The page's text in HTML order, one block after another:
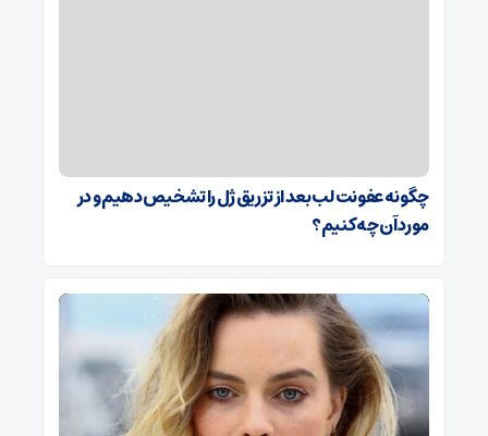
چگونه عفونت لب بعد از تزریق ژل را تشخیص دهیم و در
مورد آن چه کنیم؟